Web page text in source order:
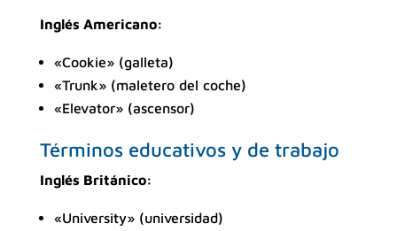
Inglés Americano:
«Cookie» (galleta)
«Trunk» (maletero del coche)
«Elevator» (ascensor)
Términos educativos y de trabajo
Inglés Británico:
«University» (universidad)